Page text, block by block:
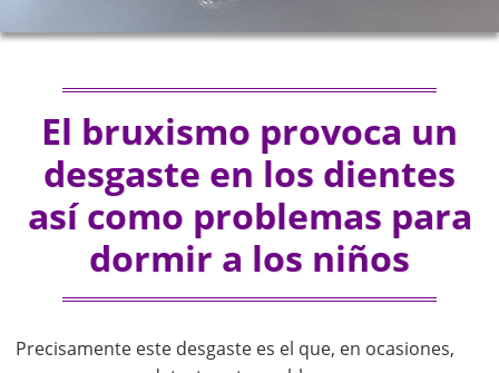
El bruxismo provoca un
desgaste en los dientes
así como problemas para
dormir a los niños
Precisamente este desgaste es el que, en ocasiones,